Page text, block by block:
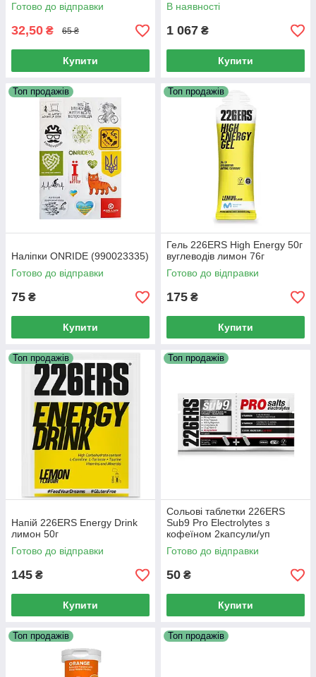
Готово до відправки
32,50 ₴ 65 ₴
Купити
В наявності
1 067 ₴
Купити
Топ продажів
Наліпки ONRIDE (990023335)
Готово до відправки
75 ₴
Купити
Топ продажів
Гель 226ERS High Energy 50г
вуглеводів лимон 76г
Готово до відправки
175 ₴
Купити
Топ продажів
Напій 226ERS Energy Drink
лимон 50г
Готово до відправки
145 ₴
Купити
Топ продажів
Сольові таблетки 226ERS
Sub9 Pro Electrolytes з
кофеїном 2капсули/уп
Готово до відправки
50 ₴
Купити
Топ продажів Топ продажів